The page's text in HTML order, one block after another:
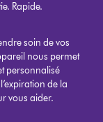
Rapide.
soin de vos
nous permet
personnalisé
de la
vous aider.